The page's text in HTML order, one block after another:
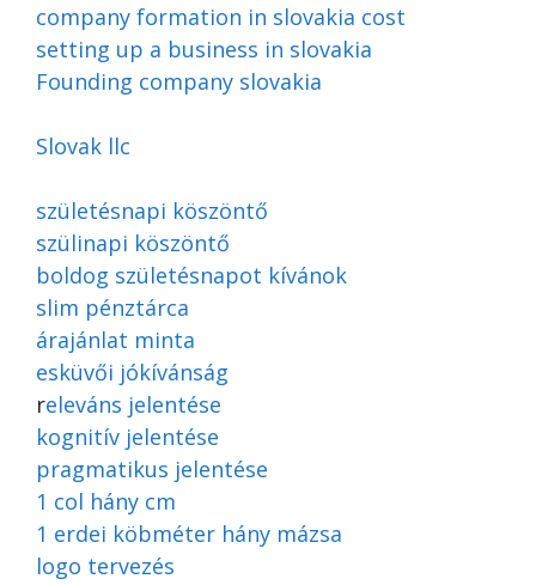
company formation in slovakia cost
setting up a business in slovakia
Founding company slovakia
Slovak llc
születésnapi köszöntő
szülinapi köszöntő
boldog születésnapot kívánok
slim pénztárca
árajánlat minta
esküvői jókívánság
releváns jelentése
kognitív jelentése
pragmatikus jelentése
1 col hány cm
1 erdei köbméter hány mázsa
logo tervezés